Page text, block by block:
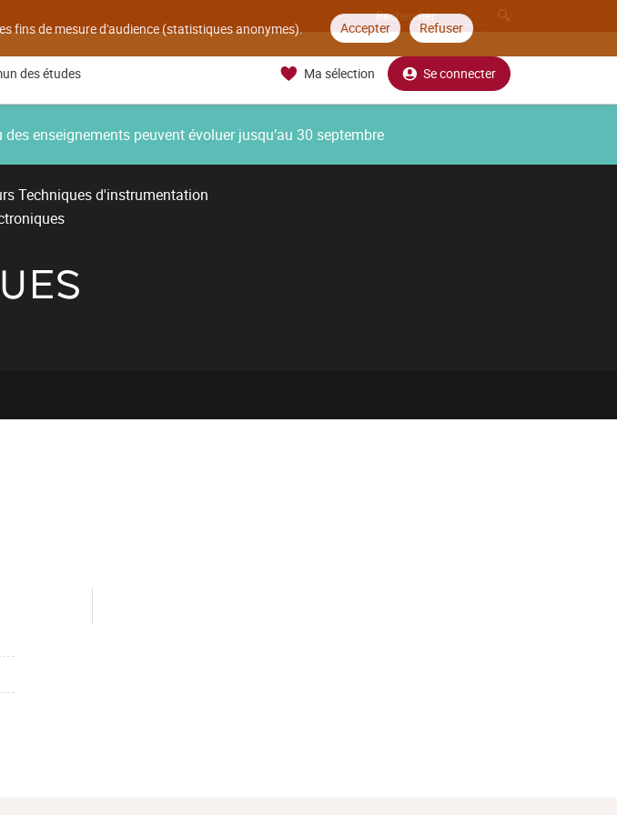
fins de mesure d'audience (statistiques anonymes). Accepter Refuser
des études Ma sélection Se connecter
enseignements peuvent évoluer jusqu’au 30 septembre
Techniques d'instrumentation